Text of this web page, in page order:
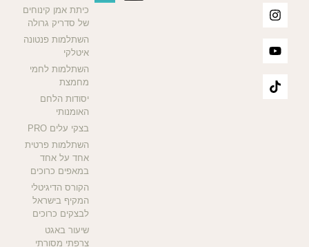
כיתת אמן קינוחים
של סדריק גרולה
השתלמות פנטונה
איטלקי
השתלמות לחמי
מחמצת
יסודות הלחם
האומנותי
בצקי עלים PRO
השתלמות פרטית
אחד על אחד
במאפים כרוכים
הקורס הדיגיטלי
המקיף בישראל
לבצקים כרוכים
שיעור באגט
צרפתי מסורתי